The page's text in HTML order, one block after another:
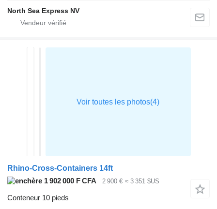
North Sea Express NV
Rhino-Cross-Containers 14ft
1 902 000 F CFA
2 900 € ≈ 3 351 $US
Conteneur 10 pieds